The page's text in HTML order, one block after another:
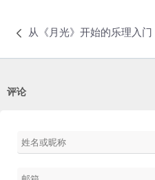
从《月光》开始的乐理入门
评论